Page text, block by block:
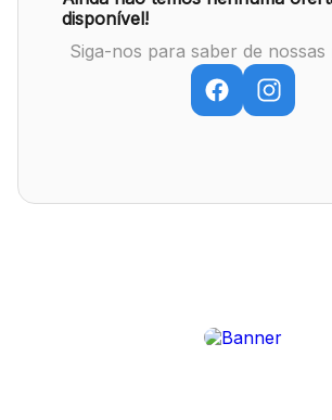
disponível!
Siga-nos para saber de nossas